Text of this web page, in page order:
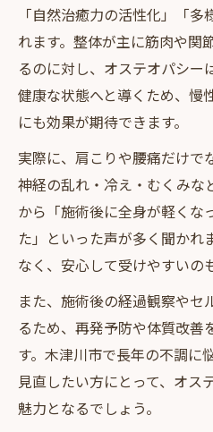
「自然治癒力の活性化」「
れます。整体が主に筋肉や関
るのに対し、オステオパシー
健康な状態へと導くため、慢
にも効果が期待できます。
実際に、肩こりや腰痛だけで
神経の乱れ・冷え・むくみな
から「施術後に全身が軽くな
た」といった声が多く聞かれ
なく、安心して受けやすいの
また、施術後の経過観察やセ
るため、再発予防や体質改善
す。木津川市で長年の不調に
見直したい方にとって、オス
魅力となるでしょう。